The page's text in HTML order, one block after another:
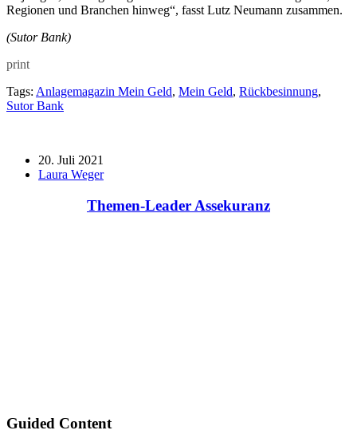
Regionen und Branchen hinweg“, fasst Lutz Neumann zusammen.
(Sutor Bank)
print
Tags: Anlagemagazin Mein Geld, Mein Geld, Rückbesinnung,
Sutor Bank
20. Juli 2021
Laura Weger
Themen-Leader Assekuranz
Guided Content